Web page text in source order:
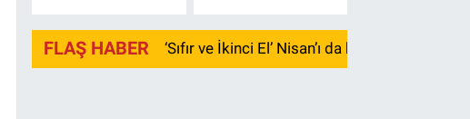
FLAŞ HABER ‘Sıfır ve İkinci El’ Nisan’ı da kayıpla kapadı